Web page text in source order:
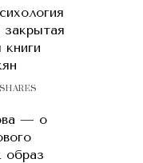
закрытая
книги
— о
образ